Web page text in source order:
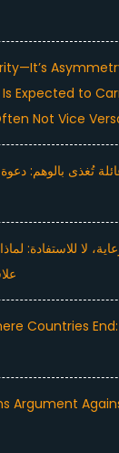
Expected to
Not Vice
تُغذى بالوهم:
لا للاستفادة:
Countries End:
Argument